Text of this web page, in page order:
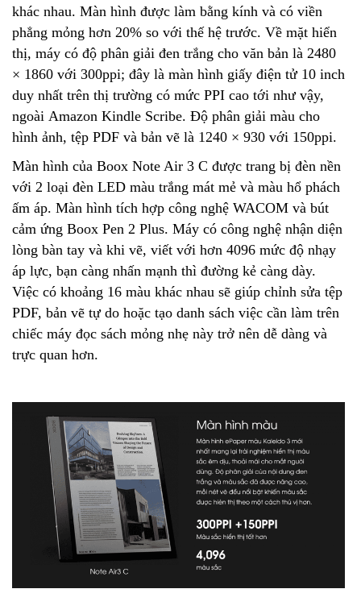
khác nhau. Màn hình được làm bằng kính và có viền
phẳng mỏng hơn 20% so với thế hệ trước. Về mặt hiển
thị, máy có độ phân giải đen trắng cho văn bản là 2480
× 1860 với 300ppi; đây là màn hình giấy điện tử 10 inch
duy nhất trên thị trường có mức PPI cao tới như vậy,
ngoài Amazon Kindle Scribe. Độ phân giải màu cho
hình ảnh, tệp PDF và bản vẽ là 1240 × 930 với 150ppi.
Màn hình của Boox Note Air 3 C được trang bị đèn nền
với 2 loại đèn LED màu trắng mát mẻ và màu hổ phách
ấm áp. Màn hình tích hợp công nghệ WACOM và bút
cảm ứng Boox Pen 2 Plus. Máy có công nghệ nhận diện
lòng bàn tay và khi vẽ, viết với hơn 4096 mức độ nhạy
áp lực, bạn càng nhấn mạnh thì đường kẻ càng dày.
Việc có khoảng 16 màu khác nhau sẽ giúp chỉnh sửa tệp
PDF, bản vẽ tự do hoặc tạo danh sách việc cần làm trên
chiếc máy đọc sách mỏng nhẹ này trở nên dễ dàng và
trực quan hơn.